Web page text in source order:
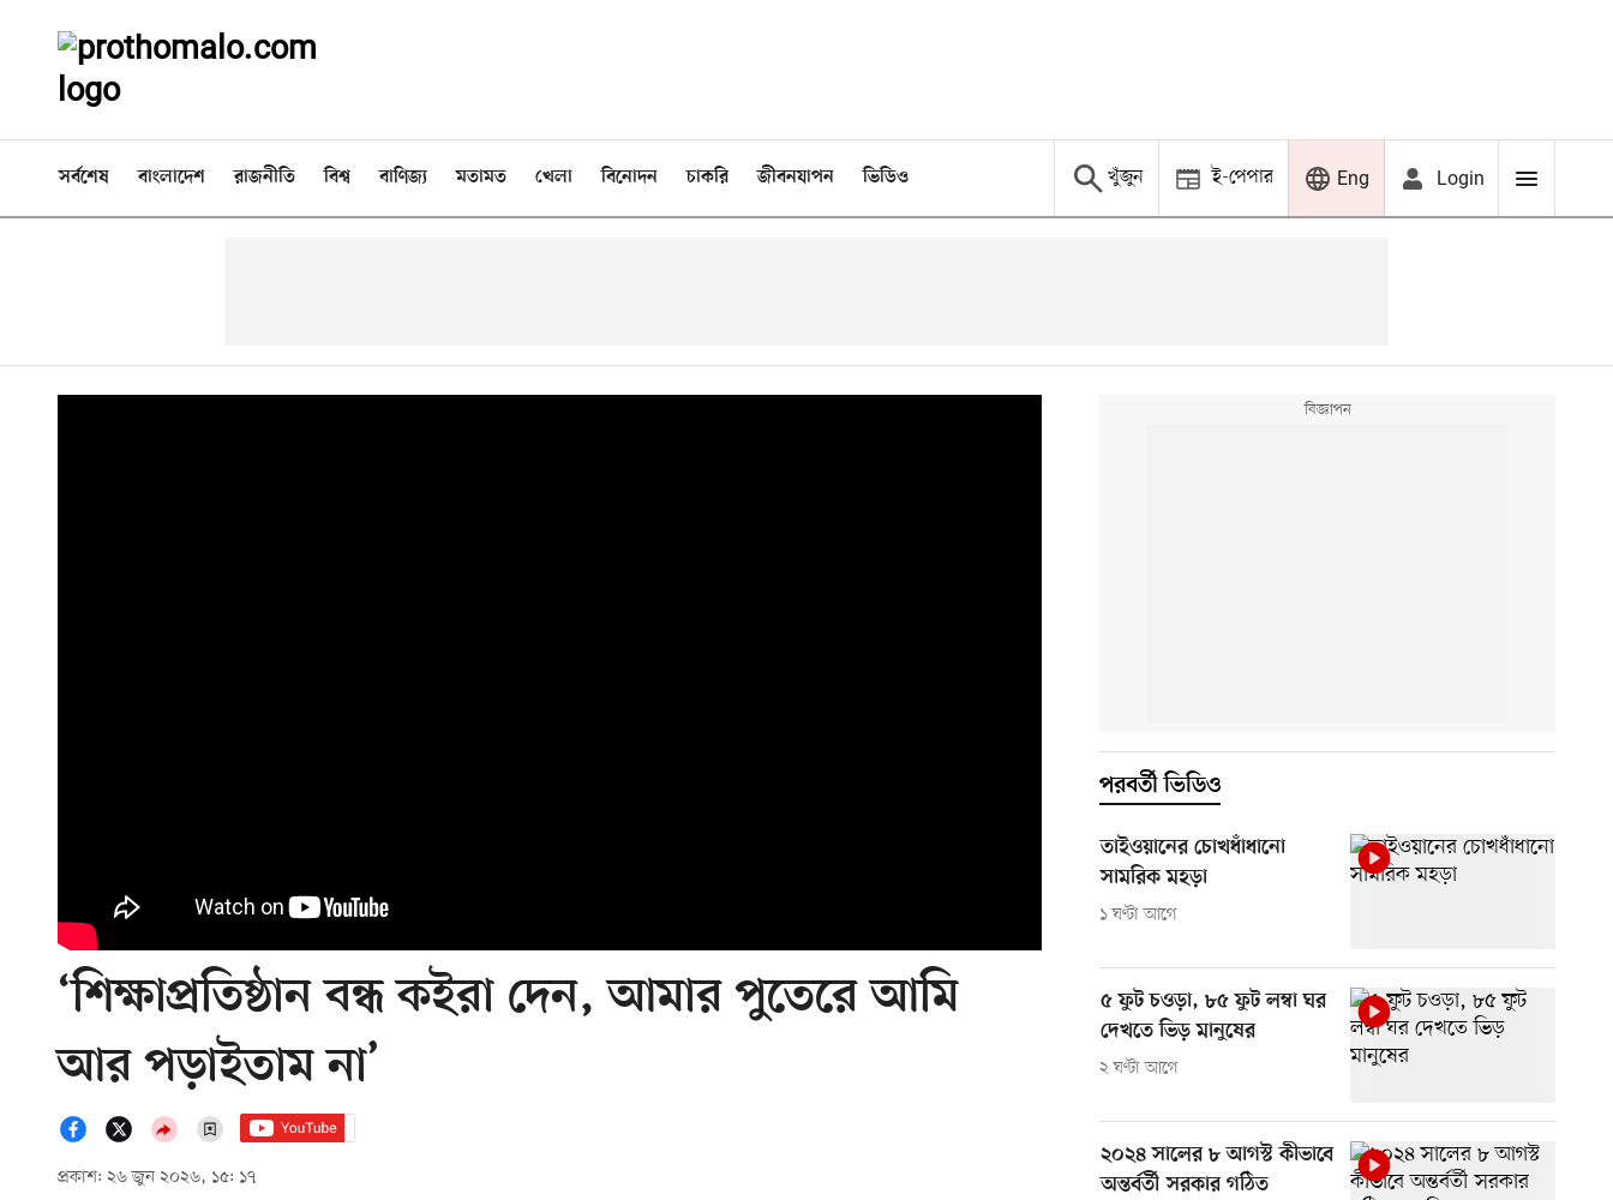
সর্বশেষ বাংলাদেশ রাজনীতি বিশ্ব বাণিজ্য মতামত খেলা বিনোদন চাকরি জীবনযাপন ভিডিও খুঁজুন ই-পেপার Eng Login
‘শিক্ষাপ্রতিষ্ঠান বন্ধ কইরা দেন, আমার পুতেরে আমি
আর পড়াইতাম না’
প্রকাশ: ২৬ জুন ২০২৬, ১৫: ১৭
পরবর্তী ভিডিও
তাইওয়ানের চোখধাঁধানো
সামরিক মহড়া
১ ঘণ্টা আগে
৫ ফুট চওড়া, ৮৫ ফুট লম্বা ঘর
দেখতে ভিড় মানুষের
২ ঘণ্টা আগে
২০২৪ সালের ৮ আগস্ট কীভাবে
অন্তর্বর্তী সরকার গঠিত